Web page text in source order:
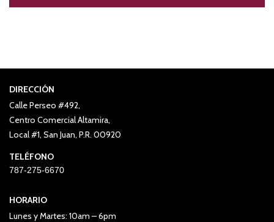
DIRECCIÓN
Calle Perseo #492,
Centro Comercial Altamira,
Local #1, San Juan, P.R. 00920
TELÉFONO
787-275-6670
HORARIO
Lunes y Martes: 10am – 6pm